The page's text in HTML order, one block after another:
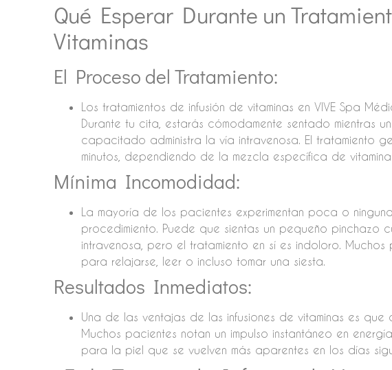
Qué Esperar Durante un
Vitaminas
El Proceso del Tratamiento:
Los tratamientos de infusión de vitaminas en VIVE Spa
Durante tu cita, estarás cómodamente sentado mientras
capacitado administra la vía intravenosa. El tratamiento
minutos, dependiendo de la mezcla específica de
Mínima Incomodidad:
La mayoría de los pacientes experimentan poca o
procedimiento. Puede que sientas un pequeño pinchazo
intravenosa, pero el tratamiento en sí es indoloro. Muchos
para relajarse, leer o incluso tomar una siesta.
Resultados Inmediatos:
Una de las ventajas de las infusiones de vitaminas es que
Muchos pacientes notan un impulso instantáneo en
para la piel que se vuelven más aparentes en los días